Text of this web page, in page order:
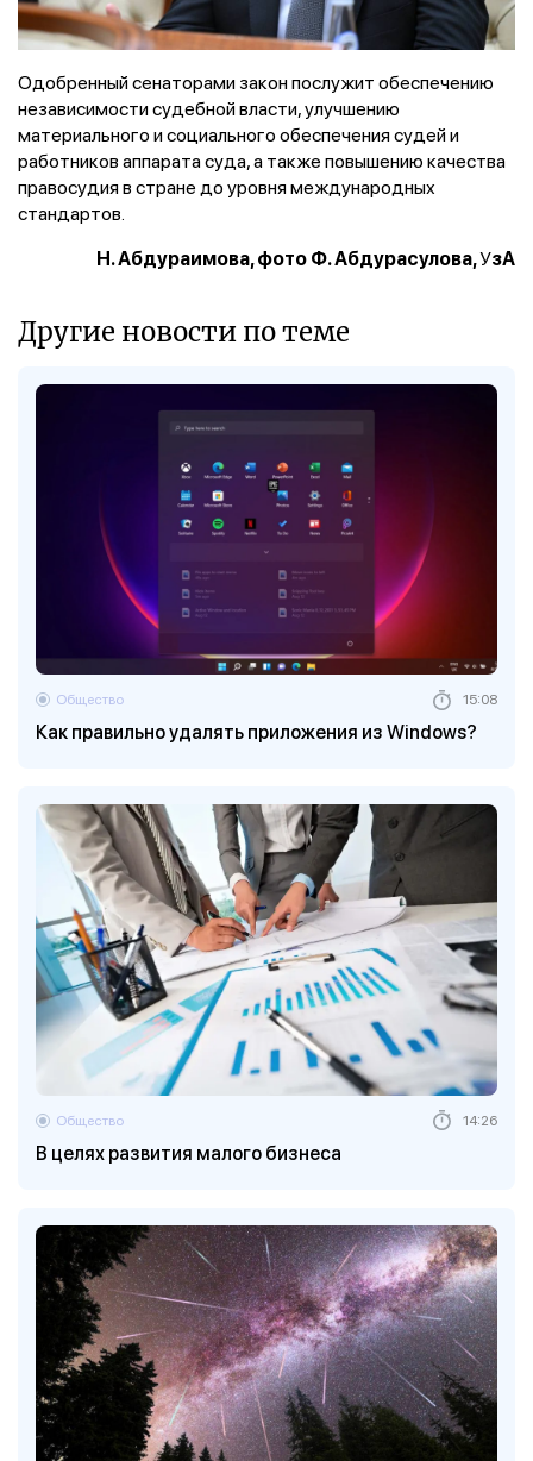
Одобренный сенаторами закон послужит обеспечению
независимости судебной власти, улучшению
материального и социального обеспечения судей и
работников аппарата суда, а также повышению качества
правосудия в стране до уровня международных
стандартов.
Н. Абдураимова, фото Ф. Абдурасулова,УзА
Другие новости по теме
Как правильно удалять приложения из Windows?
Общество 15:08
В целях развития малого бизнеса
Общество 14:26